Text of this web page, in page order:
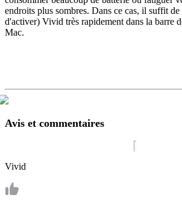
endroits plus sombres. Dans ce cas, il suffit de
d'activer) Vivid très rapidement dans la barre
Mac.
Avis et commentaires
Vivid